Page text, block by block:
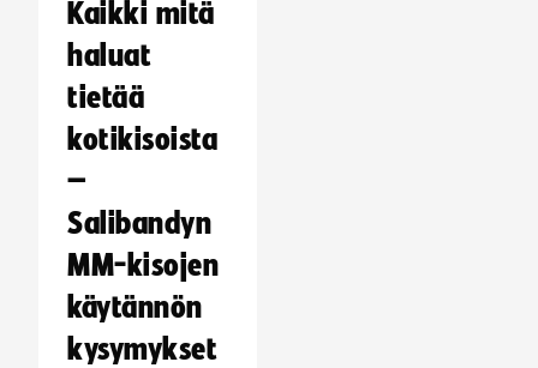
Kaikki mitä
haluat
tietää
kotikisoista
–
Salibandyn
MM-kisojen
käytännön
kysymykset